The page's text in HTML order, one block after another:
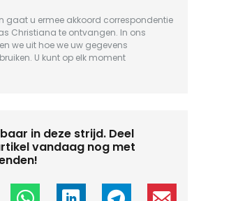
gaat u ermee akkoord correspondentie
Christiana te ontvangen. In ons
we uit hoe we uw gegevens
U kunt op elk moment
in deze strijd. Deel
vandaag nog met